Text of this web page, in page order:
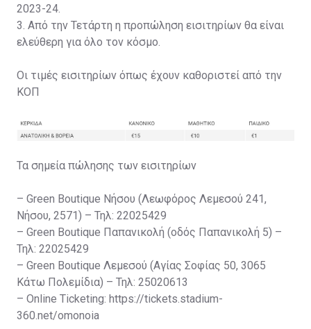
2023-24.
3. Από την Τετάρτη η προπώληση εισιτηρίων θα είναι
ελεύθερη για όλο τον κόσμο.
Οι τιμές εισιτηρίων όπως έχουν καθοριστεί από την
ΚΟΠ
Τα σημεία πώλησης των εισιτηρίων
– Green Boutique Νήσου (Λεωφόρος Λεμεσού 241,
Νήσου, 2571) – Τηλ: 22025429
– Green Boutique Παπανικολή (οδός Παπανικολή 5) –
Τηλ: 22025429
– Green Boutique Λεμεσού (Αγίας Σοφίας 50, 3065
Κάτω Πολεμίδια) – Τηλ: 25020613
– Online Ticketing: https://tickets.stadium-
360.net/omonoia